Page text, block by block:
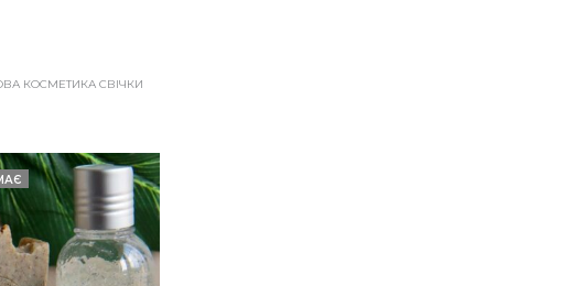
КОСМЕТИКА СВІЧКИ